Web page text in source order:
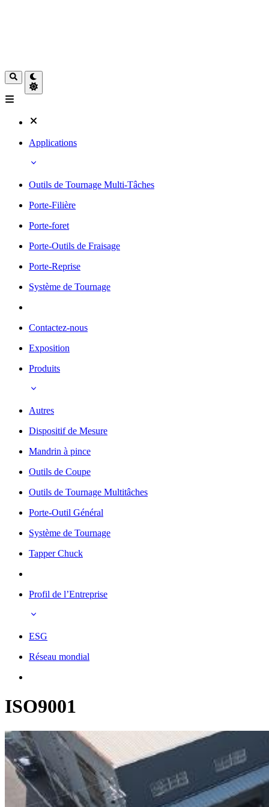
Applications
Outils de Tournage Multi-Tâches
Porte-Filière
Porte-foret
Porte-Outils de Fraisage
Porte-Reprise
Système de Tournage
Contactez-nous
Exposition
Produits
Autres
Dispositif de Mesure
Mandrin à pince
Outils de Coupe
Outils de Tournage Multitâches
Porte-Outil Général
Système de Tournage
Tapper Chuck
Profil de l’Entreprise
ESG
Réseau mondial
ISO9001